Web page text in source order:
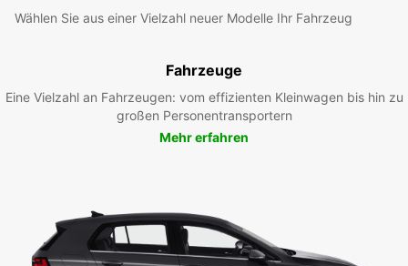
Wählen Sie aus einer Vielzahl neuer Modelle Ihr Fahrzeug
Fahrzeuge
Eine Vielzahl an Fahrzeugen: vom effizienten Kleinwagen bis hin zu
großen Personentransportern
Mehr erfahren